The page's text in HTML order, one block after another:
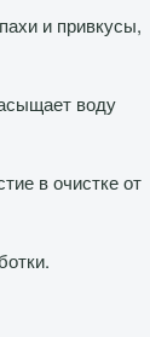
и привкусы,
воду
в очистке от